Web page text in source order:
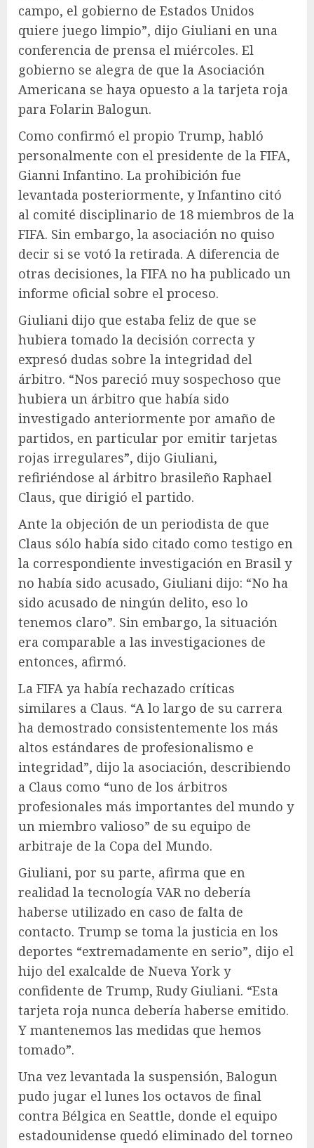
campo, el gobierno de Estados Unidos
quiere juego limpio”, dijo Giuliani en una
conferencia de prensa el miércoles. El
gobierno se alegra de que la Asociación
Americana se haya opuesto a la tarjeta roja
para Folarin Balogun.
Como confirmó el propio Trump, habló
personalmente con el presidente de la FIFA,
Gianni Infantino. La prohibición fue
levantada posteriormente, y Infantino citó
al comité disciplinario de 18 miembros de la
FIFA. Sin embargo, la asociación no quiso
decir si se votó la retirada. A diferencia de
otras decisiones, la FIFA no ha publicado un
informe oficial sobre el proceso.
Giuliani dijo que estaba feliz de que se
hubiera tomado la decisión correcta y
expresó dudas sobre la integridad del
árbitro. “Nos pareció muy sospechoso que
hubiera un árbitro que había sido
investigado anteriormente por amaño de
partidos, en particular por emitir tarjetas
rojas irregulares”, dijo Giuliani,
refiriéndose al árbitro brasileño Raphael
Claus, que dirigió el partido.
Ante la objeción de un periodista de que
Claus sólo había sido citado como testigo en
la correspondiente investigación en Brasil y
no había sido acusado, Giuliani dijo: “No ha
sido acusado de ningún delito, eso lo
tenemos claro”. Sin embargo, la situación
era comparable a las investigaciones de
entonces, afirmó.
La FIFA ya había rechazado críticas
similares a Claus. “A lo largo de su carrera
ha demostrado consistentemente los más
altos estándares de profesionalismo e
integridad”, dijo la asociación, describiendo
a Claus como “uno de los árbitros
profesionales más importantes del mundo y
un miembro valioso” de su equipo de
arbitraje de la Copa del Mundo.
Giuliani, por su parte, afirma que en
realidad la tecnología VAR no debería
haberse utilizado en caso de falta de
contacto. Trump se toma la justicia en los
deportes “extremadamente en serio”, dijo el
hijo del exalcalde de Nueva York y
confidente de Trump, Rudy Giuliani. “Esta
tarjeta roja nunca debería haberse emitido.
Y mantenemos las medidas que hemos
tomado”.
Una vez levantada la suspensión, Balogun
pudo jugar el lunes los octavos de final
contra Bélgica en Seattle, donde el equipo
estadounidense quedó eliminado del torneo